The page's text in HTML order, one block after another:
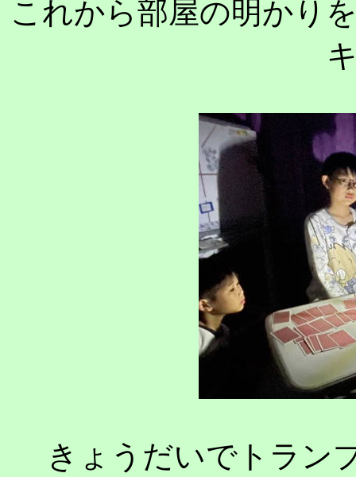
これから部屋の明かり
きょうだいでトラン